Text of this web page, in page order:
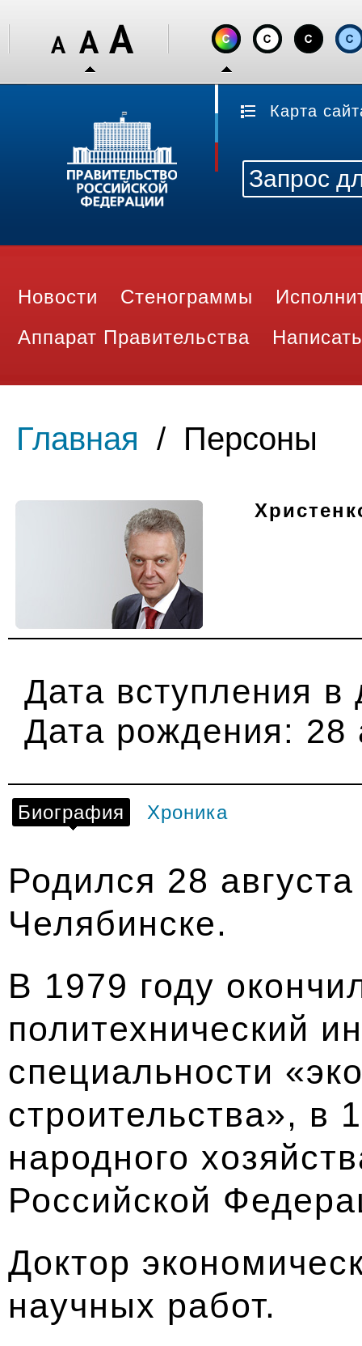
Карта
Новости Стенограммы
Аппарат Правительства
Главная / Персоны
Дата вступления в
Дата рождения: 28
Биография Хроника
Родился 28
Челябинске.
В 1979 году
политехнический
специальности
строительства», в
народного
Российской
Доктор
научных работ.